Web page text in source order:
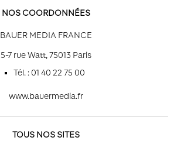
NOS COORDONNÉES
BAUER MEDIA FRANCE
5-7 rue Watt, 75013 Paris
Tél. : 01 40 22 75 00
www.bauermedia.fr
TOUS NOS SITES